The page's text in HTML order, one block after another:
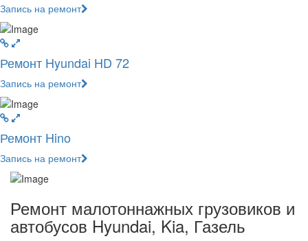
Запись на ремонт
Ремонт Hyundai HD 72
Запись на ремонт
Ремонт Hino
Запись на ремонт
Ремонт малотоннажных грузовиков и
автобусов Hyundai, Kia, Газель